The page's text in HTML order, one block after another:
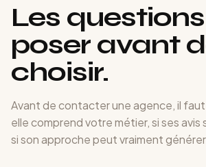
Les
poser avant
choisir.
Avant de contacter une agence, il
elle comprend votre métier, si ses
si son approche peut vraiment